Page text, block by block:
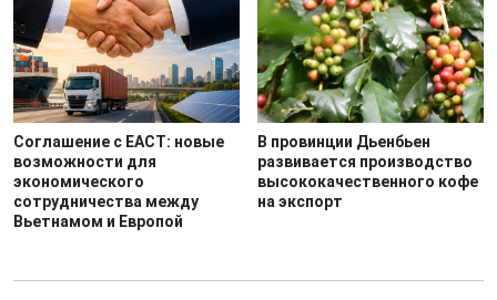
Соглашение с ЕАСТ: новые
возможности для
экономического
сотрудничества между
Вьетнамом и Европой
В провинции Дьенбьен
развивается производство
высококачественного кофе
на экспорт